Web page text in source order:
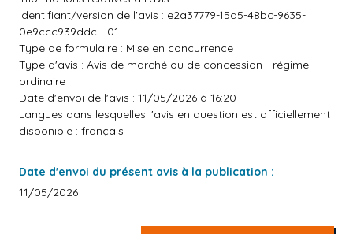
Identifiant/version de l'avis : e2a37779-15a5-48bc-9635-
0e9ccc939ddc - 01
Type de formulaire : Mise en concurrence
Type d'avis : Avis de marché ou de concession - régime
ordinaire
Date d'envoi de l'avis : 11/05/2026 à 16:20
Langues dans lesquelles l'avis en question est officiellement
disponible : français
Date d'envoi du présent avis à la publication :
11/05/2026